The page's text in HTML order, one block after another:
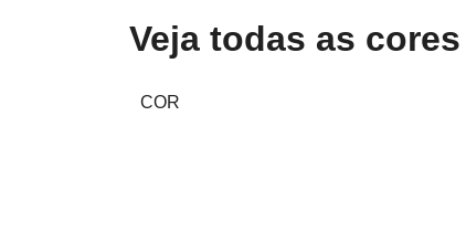
Veja todas as
COR